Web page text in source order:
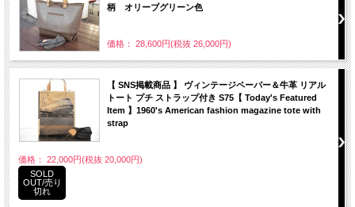
柄 オリーブグリーン色
価格： 28,600円(税抜 26,000円)
【 SNS掲載商品 】 ヴィンテージペーパー＆牛革 リアル
トート プチ ストラップ付き S75【 Today's Featured
Item 】1960's American fashion magazine tote with
strap
価格： 22,000円(税抜 20,000円)
SOLD
OUT/売り
切れ